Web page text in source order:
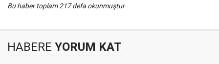
Bu haber toplam 217 defa okunmuştur
HABERE YORUM KAT